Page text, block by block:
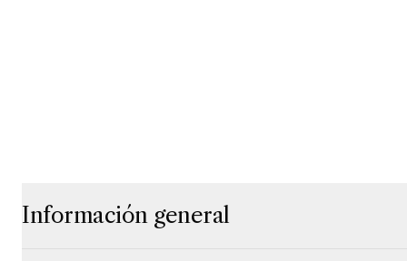
Información general
Click to expand
Click to collapse